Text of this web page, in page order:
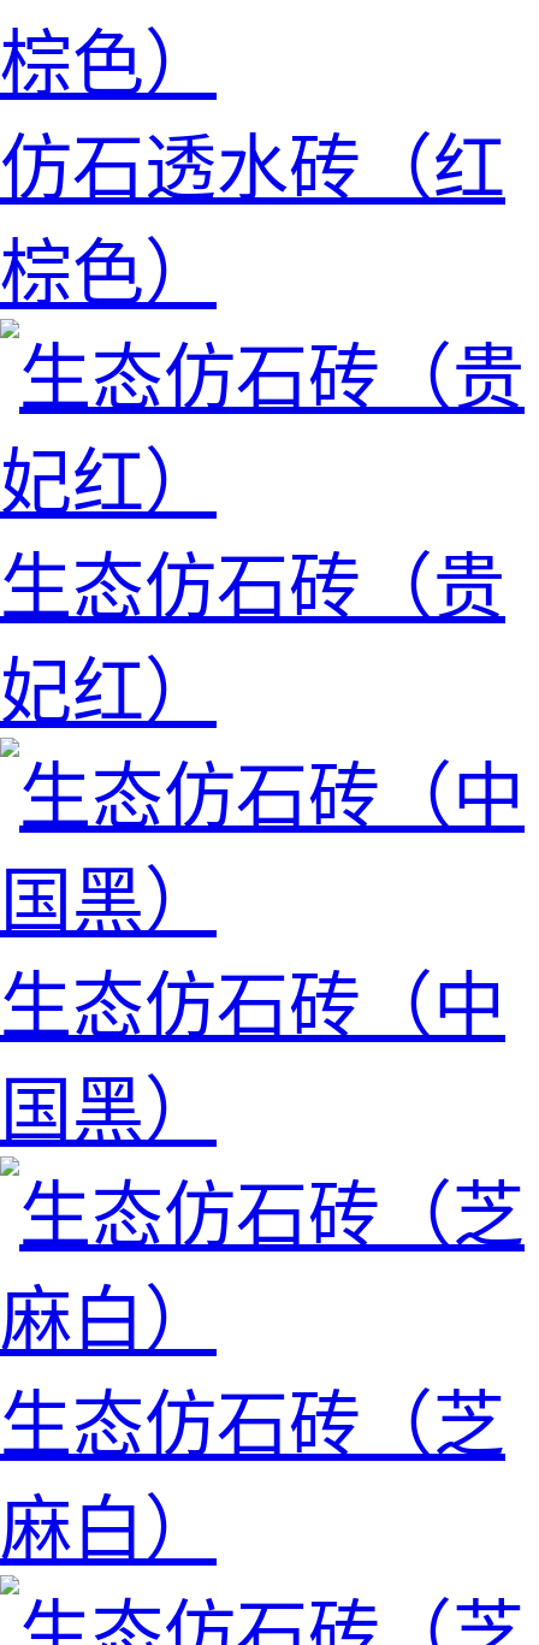
仿石透水砖（红
棕色）
生态仿石砖（贵
妃红）
生态仿石砖（中
国黑）
生态仿石砖（芝
麻白）